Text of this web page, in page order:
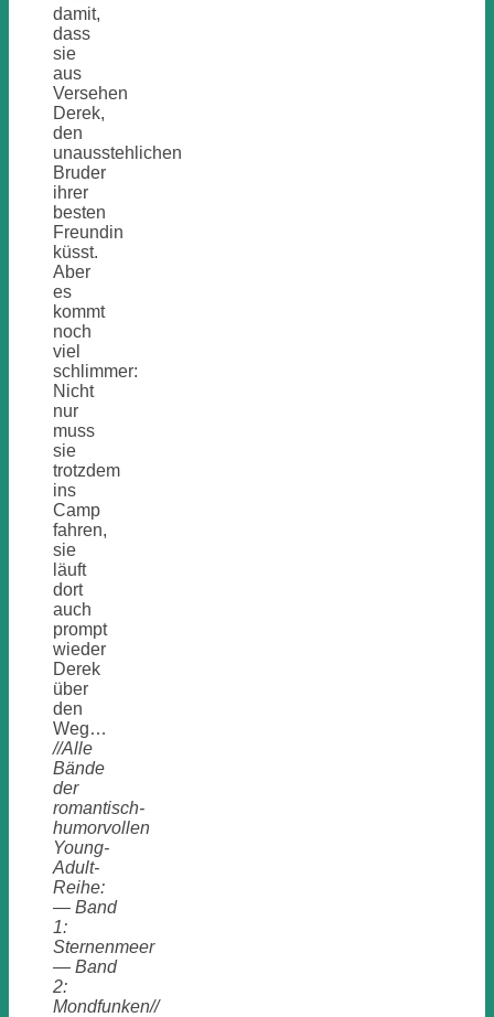
damit,
dass
sie
aus
Versehen
Derek,
den
unausstehlichen
Bruder
ihrer
besten
Freundin
küsst.
Aber
es
kommt
noch
viel
schlimmer:
Nicht
nur
muss
sie
trotzdem
ins
Camp
fahren,
sie
läuft
dort
auch
prompt
wieder
Derek
über
den
Weg…
//Alle
Bände
der
romantisch-
humorvollen
Young-
Adult-
Reihe:
— Band
1:
Sternenmeer
— Band
2:
Mondfunken//